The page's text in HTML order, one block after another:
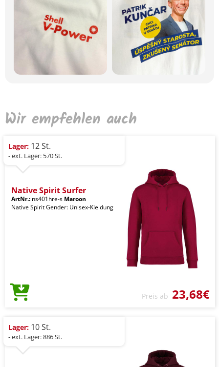
Wir empfehlen auch
Lager: 12 St.
- ext. Lager: 570 St.
Native Spirit Surfer
ArtNr.: ns401hre-s Maroon
Native Spirit Gender: Unisex-Kleidung
Preis ab 23,68€
Lager: 10 St.
- ext. Lager: 886 St.